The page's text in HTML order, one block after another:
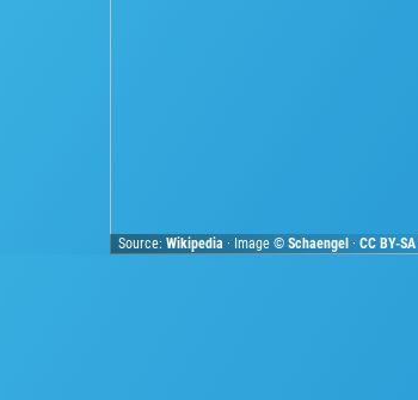
Source:Wikipedia · Image ©Schaengel ·CC BY-